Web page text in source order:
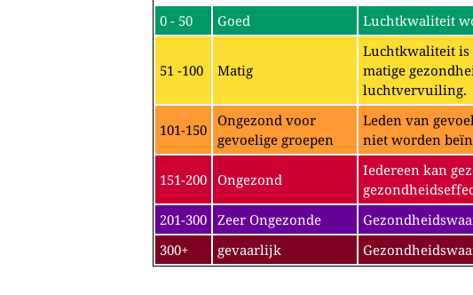
0 - 50 Goed Luchtkwaliteit
51 -100 Matig
Luchtkwaliteit is
matige
luchtvervuiling.
101-150
Ongezond voor
gevoelige groepen
Leden van
niet worden
151-200 Ongezond
Iedereen kan
201-300 Zeer Ongezonde
300+
gevaarlijk